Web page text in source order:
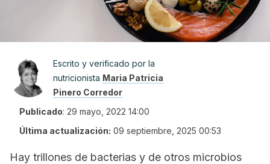
Escrito y verificado por la
nutricionista Maria Patricia
Pinero Corredor
Publicado: 29 mayo, 2022 14:00
Última actualización: 09 septiembre, 2025 00:53
Hay trillones de bacterias y de otros microbios